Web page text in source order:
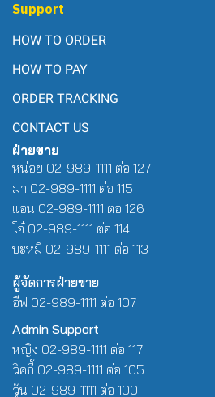
Support
HOW TO ORDER
HOW TO PAY
ORDER TRACKING
CONTACT US
ฝ่ายขาย
หน่อย 02-989-1111 ต่อ 127
มา 02-989-1111 ต่อ 115
แอน 02-989-1111 ต่อ 126
โอ๋ 02-989-1111 ต่อ 114
บะหมี่ 02-989-1111 ต่อ 113
ผู้จัดการฝ่ายขาย
อีฟ 02-989-1111 ต่อ 107
Admin Support
หญิง 02-989-1111 ต่อ 117
วิคกี้ 02-989-1111 ต่อ 105
วุ้น 02-989-1111 ต่อ 100